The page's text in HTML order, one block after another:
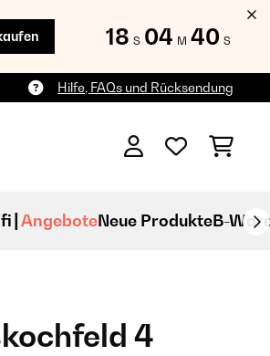
18 S 04 M 38 S
Hilfe, FAQs und Rücksendung
AngeboteNeue ProdukteB-
4